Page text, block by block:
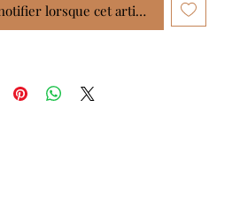
lorsque cet article est disponible